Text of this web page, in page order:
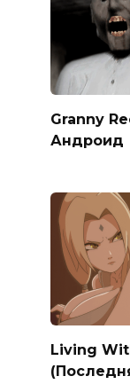
Granny
Андроид
Living